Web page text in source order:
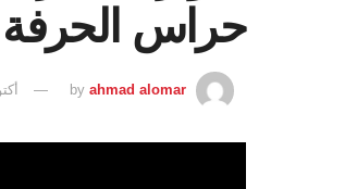
حراس الحرفة
by ahmad alomar